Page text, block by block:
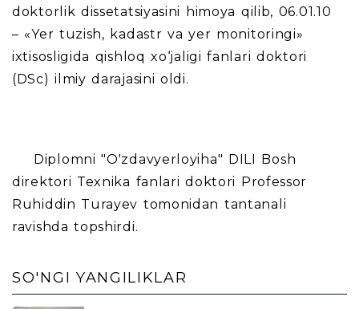
doktorlik dissetatsiyasini himoya qilib, 06.01.10
– «Yer tuzish, kadastr va yer monitoringi»
ixtisosligida qishloq xo‘jaligi fanlari doktori
(DSc) ilmiy darajasini oldi.
Diplomni"O'zdavyerloyiha" DILI
Bosh
direktori Texnika fanlari doktori Professor
Ruhiddin Turayev tomonidan tantanali
ravishda topshirdi.
SO'NGI YANGILIKLAR